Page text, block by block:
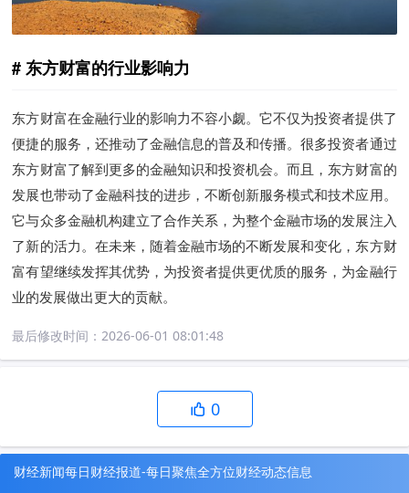
东方财富的行业影响力
东方财富在金融行业的影响力不容小觑。它不仅为投资者提供了
便捷的服务，还推动了金融信息的普及和传播。很多投资者通过
东方财富了解到更多的金融知识和投资机会。而且，东方财富的
发展也带动了金融科技的进步，不断创新服务模式和技术应用。
它与众多金融机构建立了合作关系，为整个金融市场的发展注入
了新的活力。在未来，随着金融市场的不断发展和变化，东方财
富有望继续发挥其优势，为投资者提供更优质的服务，为金融行
业的发展做出更大的贡献。
最后修改时间：2026-06-01 08:01:48
0
财经新闻每日财经报道-每日聚焦全方位财经动态信息